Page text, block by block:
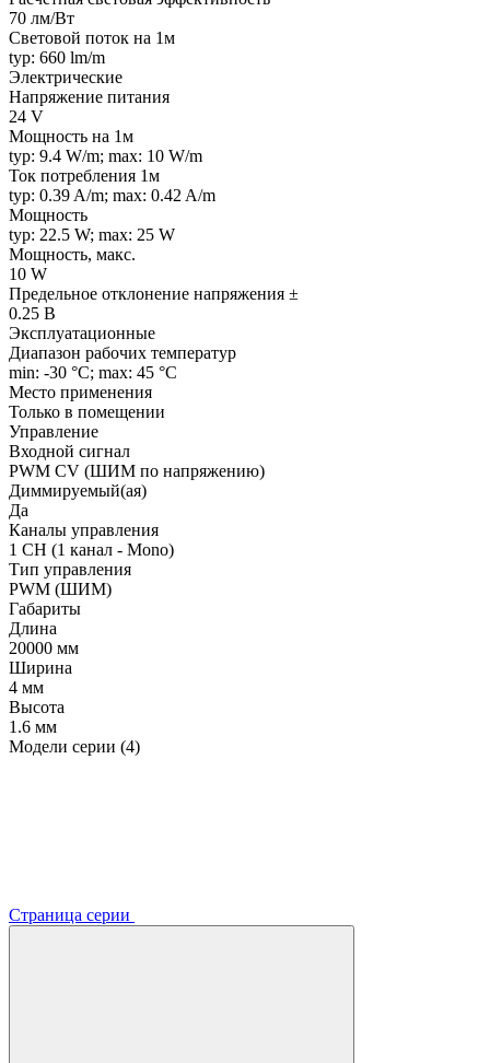
70 лм/Вт
Световой поток на 1м
typ: 660 lm/m
Электрические
Напряжение питания
24 V
Мощность на 1м
typ: 9.4 W/m; max: 10 W/m
Ток потребления 1м
typ: 0.39 A/m; max: 0.42 A/m
Мощность
typ: 22.5 W; max: 25 W
Мощность, макс.
10 W
Предельное отклонение напряжения ±
0.25 В
Эксплуатационные
Диапазон рабочих температур
min: -30 °C; max: 45 °C
Место применения
Только в помещении
Управление
Входной сигнал
PWM СV (ШИМ по напряжению)
Диммируемый(ая)
Да
Каналы управления
1 CH (1 канал - Mono)
Тип управления
PWM (ШИМ)
Габариты
Длина
20000 мм
Ширина
4 мм
Высота
1.6 мм
Модели серии (4)
Страница серии